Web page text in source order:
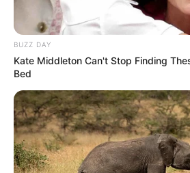
BUZZ DAY
Kate Middleton Can't Stop Finding
Bed